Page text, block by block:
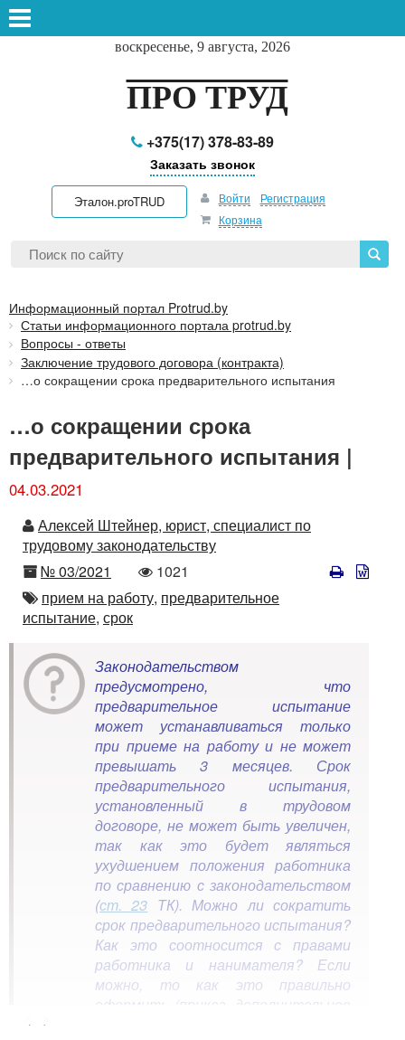
воскресенье, 9 августа, 2026
ПРО ТРУД
+375(17) 378-83-89
Заказать звонок
Эталон.proTRUD Войти
Регистрация
Корзина
Информационный портал Protrud.by
Статьи информационного портала protrud.by
Вопросы - ответы
Заключение трудового договора (контракта)
…о сокращении срока предварительного испытания
…о сокращении срока
предварительного испытания |
04.03.2021
Автор
Алексей Штейнер, юрист, специалист по
трудовому законодательству
Номер
№ 03/2021
Количество
просмотров
1021
Автор
прием на работу, предварительное
испытание, срок
Законодательством
предусмотрено, что
предварительное испытание
может устанавливаться только
при приеме на работу и не может
превышать 3 месяцев. Срок
предварительного испытания,
установленный в трудовом
договоре, не может быть увеличен,
так как это будет являться
ухудшением положения работника
по сравнению с законодательством
(ст. 23 ТК). Можно ли сократить
срок предварительного испытания?
Как это соотносится с правами
работника и нанимателя? Если
можно, то как это правильно
оформить (приказ, дополнительное